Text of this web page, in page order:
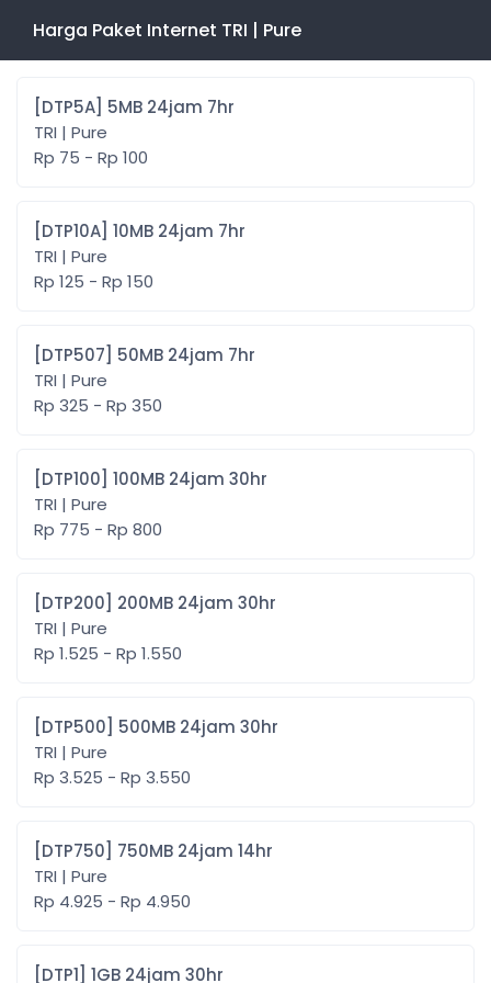
Harga Paket Internet TRI | Pure
[DTP5A] 5MB 24jam 7hr
TRI | Pure
Rp 75 - Rp 100
[DTP10A] 10MB 24jam 7hr
TRI | Pure
Rp 125 - Rp 150
[DTP507] 50MB 24jam 7hr
TRI | Pure
Rp 325 - Rp 350
[DTP100] 100MB 24jam 30hr
TRI | Pure
Rp 775 - Rp 800
[DTP200] 200MB 24jam 30hr
TRI | Pure
Rp 1.525 - Rp 1.550
[DTP500] 500MB 24jam 30hr
TRI | Pure
Rp 3.525 - Rp 3.550
[DTP750] 750MB 24jam 14hr
TRI | Pure
Rp 4.925 - Rp 4.950
[DTP1] 1GB 24jam 30hr